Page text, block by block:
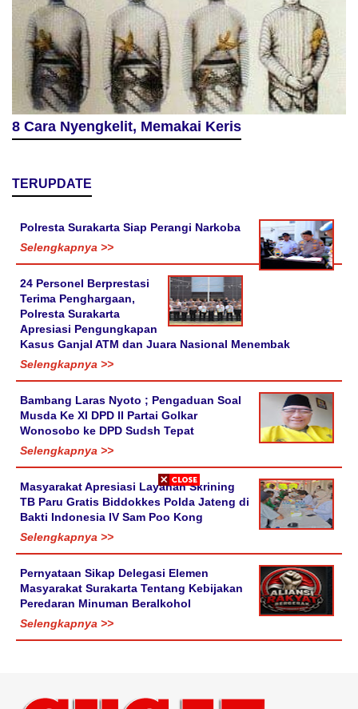
8 Cara Nyengkelit, Memakai Keris
TERUPDATE
Polresta Surakarta Siap Perangi Narkoba
Selengkapnya >>
24 Personel Berprestasi
Terima Penghargaan,
Polresta Surakarta
Apresiasi Pengungkapan
Kasus Ganjal ATM dan Juara Nasional Menembak
Selengkapnya >>
Bambang Laras Nyoto ; Pengaduan Soal
Musda Ke XI DPD II Partai Golkar
Wonosobo ke DPD Sudsh Tepat
Selengkapnya >>
Masyarakat Apresiasi Layanan Skrining
TB Paru Gratis Biddokkes Polda Jateng di
Bakti Indonesia IV Sam Poo Kong
Selengkapnya >>
Pernyataan Sikap Delegasi Elemen
Masyarakat Surakarta Tentang Kebijakan
Peredaran Minuman Beralkohol
Selengkapnya >>